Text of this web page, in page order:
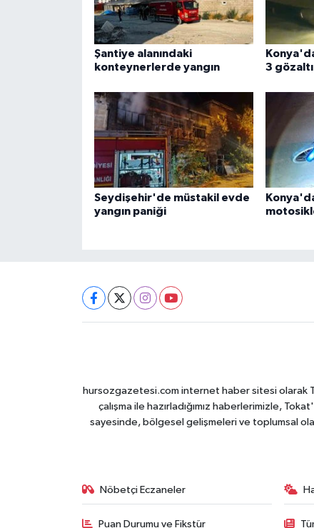
Şantiye alanındaki
konteynerlerde yangın
3 gözaltı
Seydişehir'de müstakil evde
yangın paniği
hursozgazetesi.com internet haber sitesi olarak
çalışma ile hazırladığımız haberlerimizle,
sayesinde, bölgesel gelişmeleri ve toplumsal
Nöbetçi Eczaneler
Puan Durumu ve Fikstür